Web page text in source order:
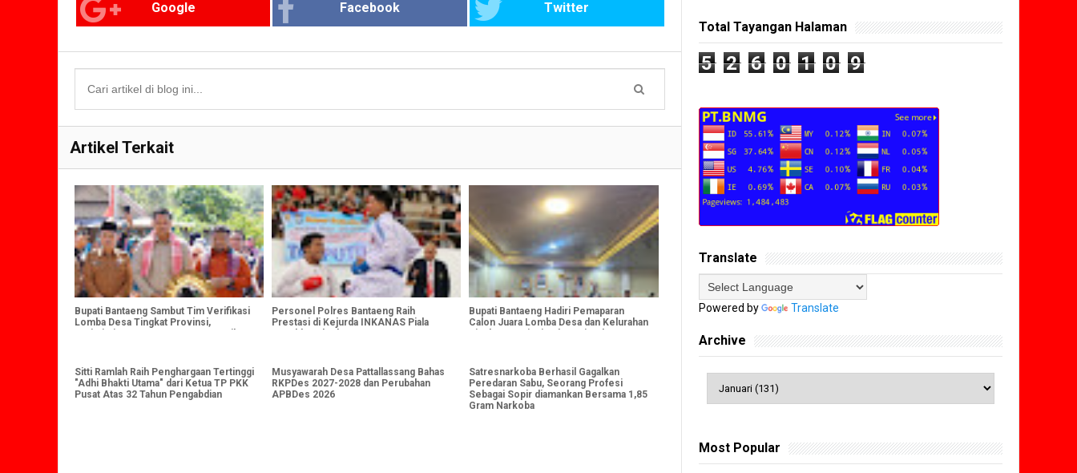
Google Facebook Twitter
Artikel Terkait
Bupati Bantaeng Sambut Tim Verifikasi
Lomba Desa Tingkat Provinsi,
Optimistis Desa Bonto Tangnga Raih
Personel Polres Bantaeng Raih
Prestasi di Kejurda INKANAS Piala
Kapolda Sulsel 2026
Bupati Bantaeng Hadiri Pemaparan
Calon Juara Lomba Desa dan Kelurahan
Tingkat Provinsi Sulawesi Selatan 2026
Total Tayangan Halaman
5 2 6 0 1 0 9
Translate
Powered by Translate
Archive
Most Popular